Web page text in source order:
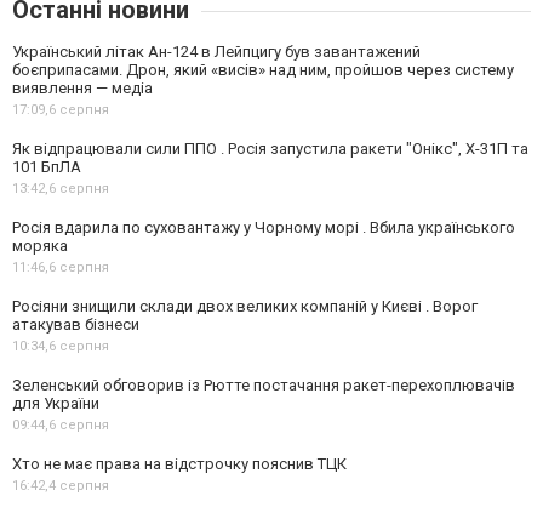
Останні новини
Український літак Ан-124 в Лейпцигу був завантажений
боєприпасами. Дрон, який «висів» над ним, пройшов через систему
виявлення — медіа
17:09, 6 серпня
Як відпрацювали сили ППО . Росія запустила ракети "Онікс", Х-31П та
101 БпЛА
13:42, 6 серпня
Росія вдарила по суховантажу у Чорному морі . Вбила українського
моряка
11:46, 6 серпня
Росіяни знищили склади двох великих компаній у Києві . Ворог
атакував бізнеси
10:34, 6 серпня
Зеленський обговорив із Рютте постачання ракет-перехоплювачів
для України
09:44, 6 серпня
Хто не має права на відстрочку пояснив ТЦК
16:42, 4 серпня